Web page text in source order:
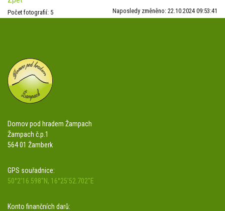
Počet fotografií: 5 Naposledy změněno: 22.10.2024 09:53:41
Domov pod hradem Žampach
Žampach č.p.1
564 01 Žamberk
GPS souřadnice:
50°2'16.598"N, 16°25'52.702"E
Konto finančních darů: